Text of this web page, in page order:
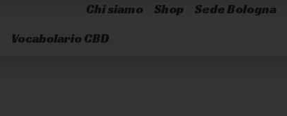
Chi siamo Shop Sede Bologna
Vocabolario CBD